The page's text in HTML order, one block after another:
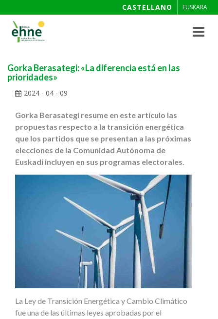
CASTELLANO EUSKARA
Toggle
Gorka Berasategi: «La diferencia está en las
prioridades»
2024 - 04 - 09
Gorka Berasategi resume en este artículo las
propuestas respecto a la transición energética
que los partidos que se presentan a las próximas
elecciones de la Comunidad Autónoma de
Euskadi incluyen en sus programas electorales.
La Ley de Transición Energética y Cambio Climático
fue una de las últimas leyes aprobadas por el